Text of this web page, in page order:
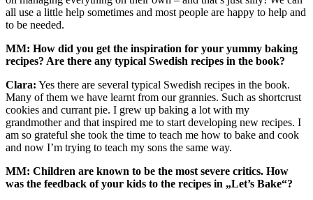
all use a little help sometimes and most people are happy to help and
to be needed.
MM: How did you get the inspiration for your yummy baking
recipes? Are there any typical Swedish recipes in the book?
Clara: Yes there are several typical Swedish recipes in the book.
Many of them we have learnt from our grannies. Such as shortcrust
cookies and currant pie. I grew up baking a lot with my
grandmother and that inspired me to start developing new recipes. I
am so grateful she took the time to teach me how to bake and cook
and now I’m trying to teach my sons the same way.
MM: Children are known to be the most severe critics. How
was the feedback of your kids to the recipes in „Let’s Bake“?